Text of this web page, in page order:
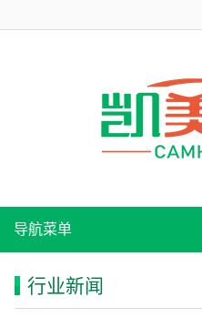
导航菜单
行业新闻